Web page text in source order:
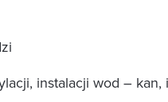
instalacji wod – kan,